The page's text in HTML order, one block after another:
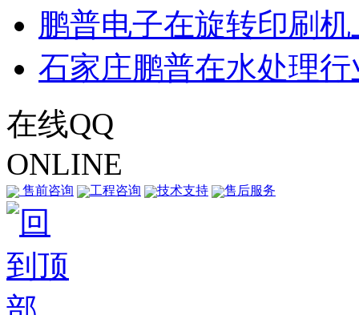
鹏普电子在旋转印刷
石家庄鹏普在水处理
在线QQ
ONLINE
售前咨询 工程咨询 技术支持 售后服务